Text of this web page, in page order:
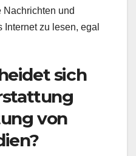
und
zu lesen, egal
sich
von